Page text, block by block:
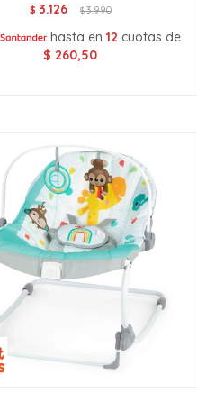
$ 3.126 $3.990
hasta en 12 cuotas de
$ 260,50